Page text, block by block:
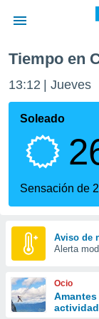
de
ha
calidad.
a este
las
y
forma
digital
basada
Tiempo en
13:12 Jueves
Soleado
Sensación de
Aviso de
Alerta
Ocio